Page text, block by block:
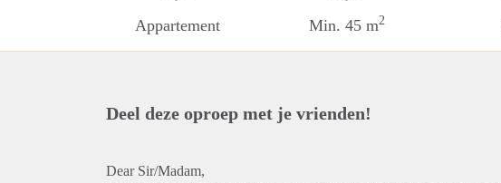
Appartement Min. 45 m2
Deel deze oproep met je vrienden!
Dear Sir/Madam,